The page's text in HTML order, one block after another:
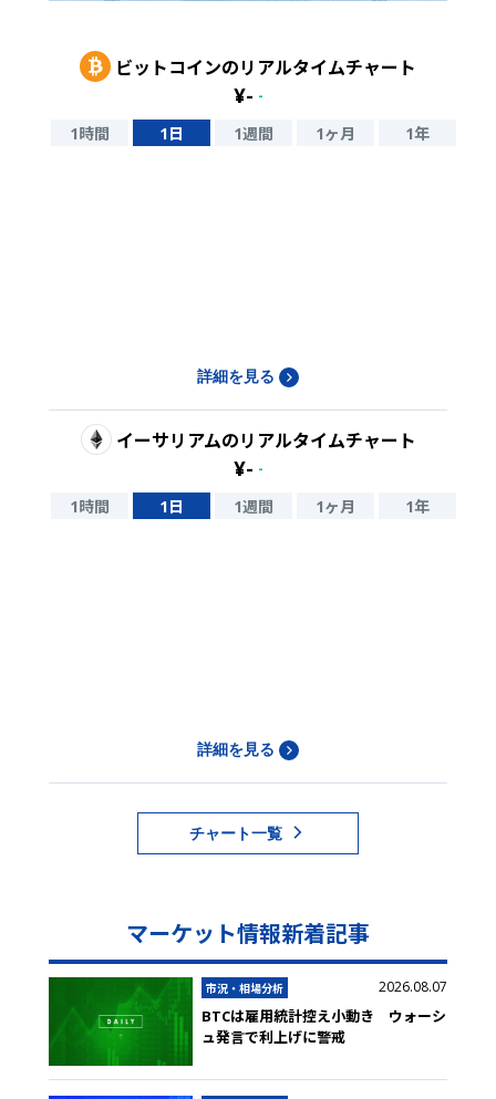
ビットコインのリアルタイムチャート
¥- -
1時間 1日 1週間 1ヶ月 1年
詳細を見る
イーサリアムのリアルタイムチャート
¥- -
1時間 1日 1週間 1ヶ月 1年
詳細を見る
チャート一覧
マーケット情報新着記事
市況・相場分析 2026.08.07
BTCは雇用統計控え小動き ウォーシ
ュ発言で利上げに警戒